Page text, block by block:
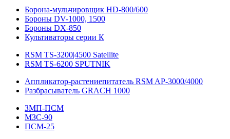
Борона-мульчировщик HD-800/600
Бороны DV-1000, 1500
Бороны DX-850
Культиваторы серии К
RSM TS-3200|4500 Satellite
RSM TS-6200 SPUTNIK
Аппликатор-растениепитатель RSM AP-3000/4000
Разбрасыватель GRACH 1000
ЗМП-ПСМ
МЗС-90
ПСМ-25